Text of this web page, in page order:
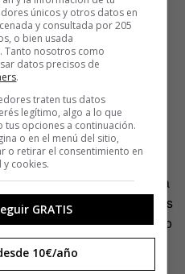
y en los que se tratan temas
ateo?» o, atención a esta
y cambiar»
Estrella Damm o
se me enfade la España
lecciones de Dios con un
apoyo
deseen comenzar su propia
por la cerveza. Entre las
la ayuda para crear un logo
el bar, la venta de libros
el envío semanal de temas
únicos y otros datos en
y consultada por 205
o bien usada
Tanto nosotros como
datos precisos de
.
traten tus datos
legítimo, algo a lo que
opciones a continuación.
o en el menú del sitio,
o retirar el consentimiento en
cookies.
GRATIS
10€/año